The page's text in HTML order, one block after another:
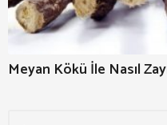
Meyan Kökü İle Nasıl